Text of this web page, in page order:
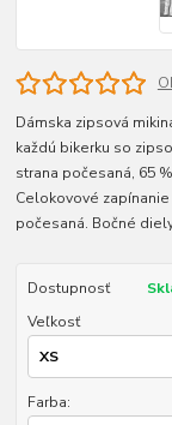
Dámska zipsová
každú bikerku so
strana počesaná, 65
Celokovové zapínanie
počesaná. Bočné
Dostupnosť
Veľkosť
Farba: